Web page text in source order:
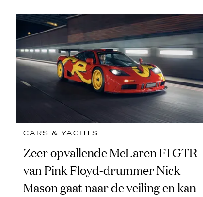
CARS & YACHTS
Zeer opvallende McLaren F1 GTR
van Pink Floyd-drummer Nick
Mason gaat naar de veiling en kan